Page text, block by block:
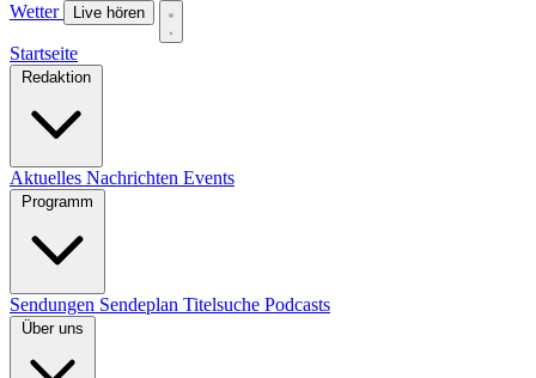
Wetter Live hören
Startseite
Redaktion
Aktuelles Nachrichten Events
Programm
Sendungen Sendeplan Titelsuche Podcasts
Über uns